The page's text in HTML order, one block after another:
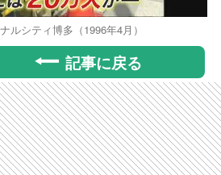
ルシティ博多（1996年4月）
記事に戻る